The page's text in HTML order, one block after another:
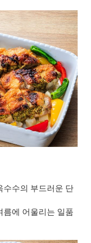
수수의 부드러운 단
에 어울리는 일품